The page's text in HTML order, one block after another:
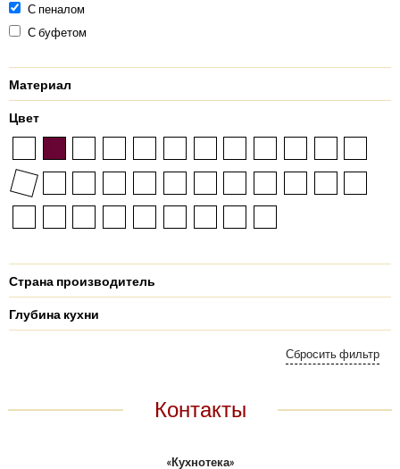
С пеналом
С буфетом
Материал
Цвет
Страна производитель
Глубина кухни
Контакты
«Кухнотека»